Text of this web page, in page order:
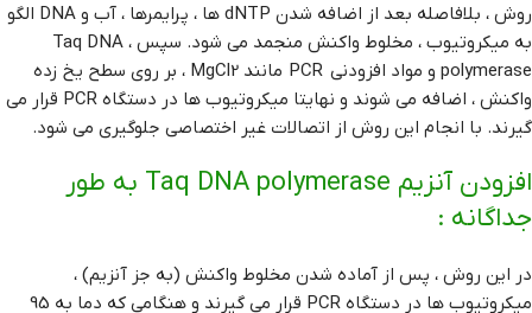
روش ، بلافاصله بعد از اضافه شدن dNTP ها ، پرایمرها ، آب و DNA الگو
به میکروتیوب ، مخلوط واکنش منجمد می شود. سپس ، Taq DNA
polymerase و مواد افزودنی PCR مانند MgCl2 ، بر روی سطح یخ زده
واکنش ، اضافه می شوند و نهایتا میکروتیوب ها در دستگاه PCR قرار می
گیرند. با انجام این روش از اتصالات غیر اختصاصی جلوگیری می شود.
افزودن آنزیم Taq DNA polymerase به طور
جداگانه :
در این روش ، پس از آماده شدن مخلوط واکنش (به جز آنزیم) ،
میکروتیوب ها در دستگاه PCR قرار می گیرند و هنگامی که دما به 95